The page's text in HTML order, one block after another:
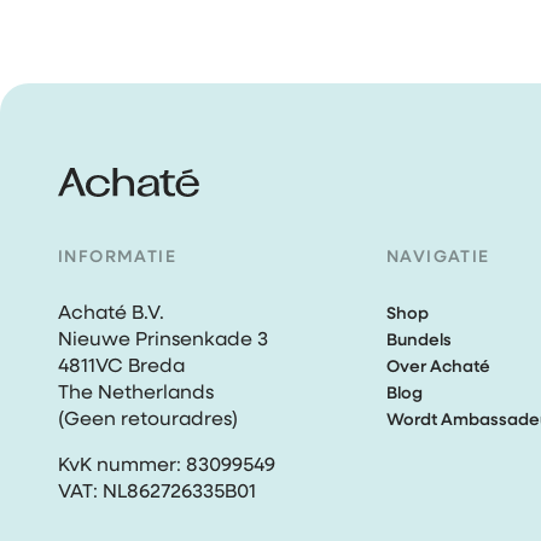
INFORMATIE
Achaté B.V.
Nieuwe Prinsenkade 3
4811VC Breda
The Netherlands
(Geen retouradres)
KvK nummer: 83099549
VAT: NL862726335B01
NAVIGATIE
Shop
Bundels
Over Achaté
Blog
Wordt